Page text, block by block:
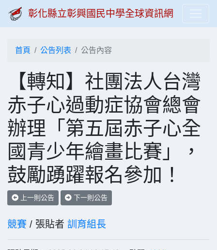
彰化縣立彰興國民中學全球資訊網
首頁 公告列表 公告內容
【轉知】社團法人台灣
赤子心過動症協會總會
辦理「第五屆赤子心全
國青少年繪畫比賽」，
鼓勵踴躍報名參加！
上一則公告 下一則公告
競賽 / 張貼者 訓育組長